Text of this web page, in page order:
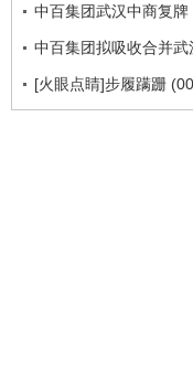
中百集团武汉中商复
中百集团拟吸收合并武
[火眼点睛]步履蹒跚